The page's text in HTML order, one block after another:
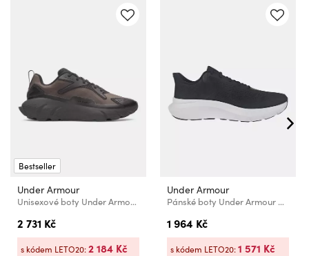
Bestseller
Under Armour
Unisexové boty Under Armour UA Aura RPSTP
2 731 Kč
s kódem LETO20:2 184 Kč
Under Armour
Pánské boty Under Armour UA Charged Rogue 5
1 964 Kč
s kódem LETO20:1 571 Kč